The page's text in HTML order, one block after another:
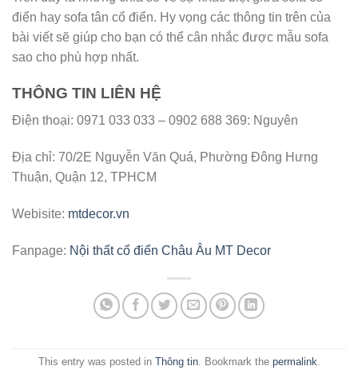
điển hay sofa tân cổ điển. Hy vọng các thông tin trên của
bài viết sẽ giúp cho bạn có thể cân nhắc được mẫu sofa
sao cho phù hợp nhất.
THÔNG TIN LIÊN HỆ
Điện thoại: 0971 033 033 – 0902 688 369: Nguyên
Địa chỉ: 70/2E Nguyễn Văn Quá, Phường Đông Hưng
Thuận, Quận 12, TPHCM
Webisite: mtdecor.vn
Fanpage: Nội thất cổ điển Châu Âu MT Decor
This entry was posted in Thông tin. Bookmark the permalink.